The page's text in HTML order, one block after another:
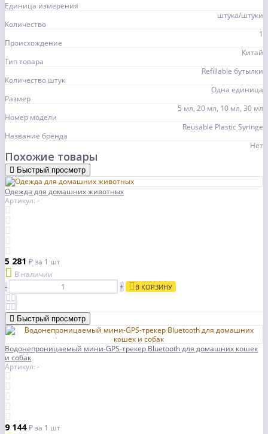
Единица измерения
штука/штуки
Количество
1
Происхождение
Китай
Тип товара
Refillable бутылки
Количество штук
Одна единица
Размер
5 мл, 20 мл, 10 мл, 30 мл
Номер модели
Reusable Plastic Syringe
Название бренда
Нет
Похожие товары
Быстрый просмотр
Одежда для домашних животных
Артикул: -
5 281 ₽за 1 шт
В наличии
-
+ В КОРЗИНУ
Быстрый просмотр
Водонепроницаемый мини-GPS-трекер Bluetooth для домашних кошек
и собак
Артикул: -
9 144₽за 1 шт